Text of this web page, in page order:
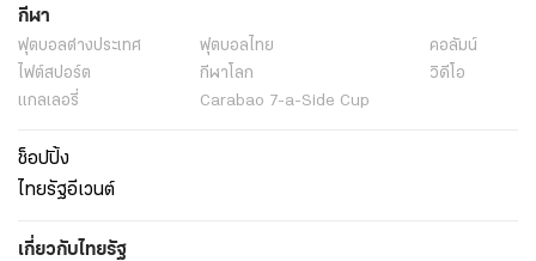
กีฬา
ฟุตบอลต่่างประเทศ ฟุตบอลไทย
คอลัมน์
ไฟต์สปอร์ต
กีฬาโลก
วิดีโอ
แกลเลอรี่
Carabao 7-a-Side Cup
ช็อปปิ้ง
ไทยรัฐอีเวนต์
เกี่ยวกับไทยรัฐ